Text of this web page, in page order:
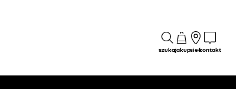
szukajzakupsiećkontakt